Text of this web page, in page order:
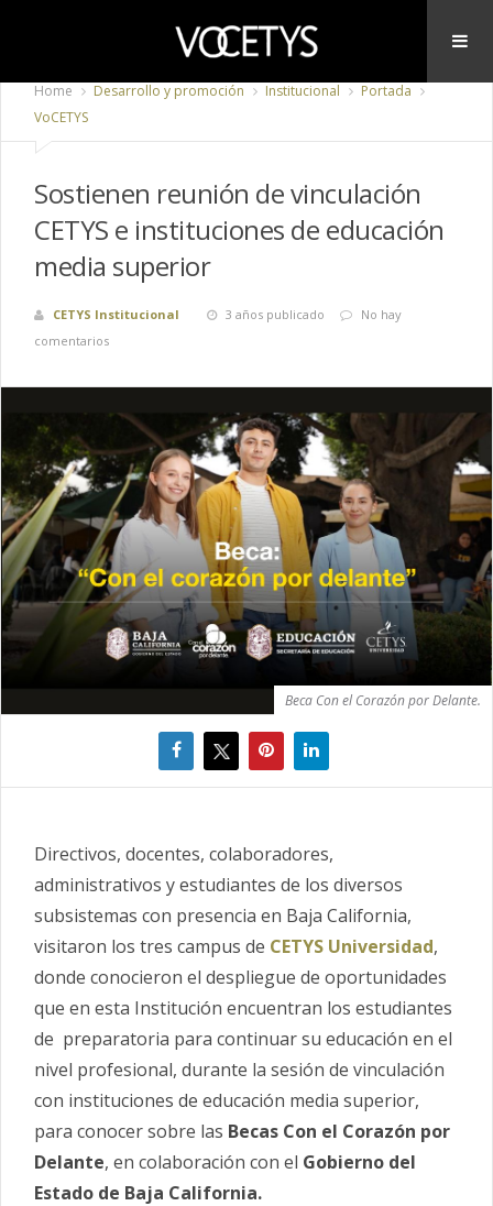
Home Desarrollo y promoción Institucional
Portada
VoCETYS
Sostienen reunión de vinculación
CETYS e instituciones de educación
media superior
CETYS Institucional 3 años publicado
No hay
comentarios
Beca Con el Corazón por Delante.
Directivos, docentes, colaboradores,
administrativos y estudiantes de los diversos
subsistemas con presencia en Baja California,
visitaron los tres campus de CETYS Universidad,
donde conocieron el despliegue de oportunidades
que en esta Institución encuentran los estudiantes
de preparatoria para continuar su educación en el
nivel profesional, durante la sesión de vinculación
con instituciones de educación media superior,
para conocer sobre las Becas Con el Corazón por
Delante, en colaboración con el Gobierno del
Estado de Baja California.